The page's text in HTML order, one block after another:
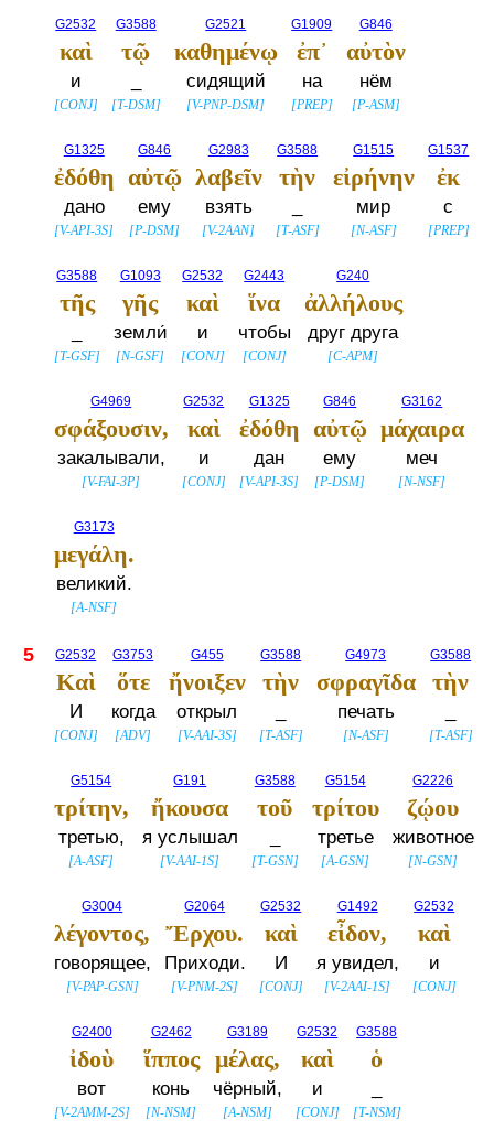
G2532
καὶ
и
[CONJ]
G3588
τῷ
[T-DSM]
G2521
καθημένῳ
сидящий
[V-PNP-DSM]
G1909
ἐπ᾽
на
[PREP]
G846
αὐτὸν
нём
[P-ASM]
G1325
ἐδόθη
дано
[V-API-3S]
G846
αὐτῷ
ему
[P-DSM]
G2983
λαβεῖν
взять
[V-2AAN]
G3588
τὴν
[T-ASF]
G1515
εἰρήνην
мир
[N-ASF]
G1537
ἐκ
с
[PREP]
G3588
τῆς
[T-GSF]
G1093
γῆς
земли́
[N-GSF]
G2532
καὶ
и
[CONJ]
G2443
ἵνα
чтобы
[CONJ]
G240
ἀλλήλους
друг друга
[C-APM]
G4969
σφάξουσιν,
закалывали,
[V-FAI-3P]
G2532
καὶ
и
[CONJ]
G1325
ἐδόθη
дан
[V-API-3S]
G846
αὐτῷ
ему
[P-DSM]
G3162
μάχαιρα
меч
[N-NSF]
G3173
μεγάλη.
великий.
[A-NSF]
5 G2532
Καὶ
И
[CONJ]
G3753
ὅτε
когда
[ADV]
G455
ἤνοιξεν
открыл
[V-AAI-3S]
G3588
τὴν
[T-ASF]
G4973
σφραγῖδα
печать
[N-ASF]
G3588
τὴν
[T-ASF]
G5154
τρίτην,
третью,
[A-ASF]
G191
ἤκουσα
я услышал
[V-AAI-1S]
G3588
τοῦ
[T-GSN]
G5154
τρίτου
третье
[A-GSN]
G2226
ζῴου
животное
[N-GSN]
G3004
λέγοντος,
говорящее,
[V-PAP-GSN]
G2064
Ἔρχου.
Приходи.
[V-PNM-2S]
G2532
καὶ
И
[CONJ]
G1492
εἶδον,
я увидел,
[V-2AAI-1S]
G2532
καὶ
и
[CONJ]
G2400
ἰδοὺ
вот
[V-2AMM-2S]
G2462
ἵππος
конь
[N-NSM]
G3189
μέλας,
чёрный,
[A-NSM]
G2532
καὶ
и
[CONJ]
G3588
ὁ
[T-NSM]